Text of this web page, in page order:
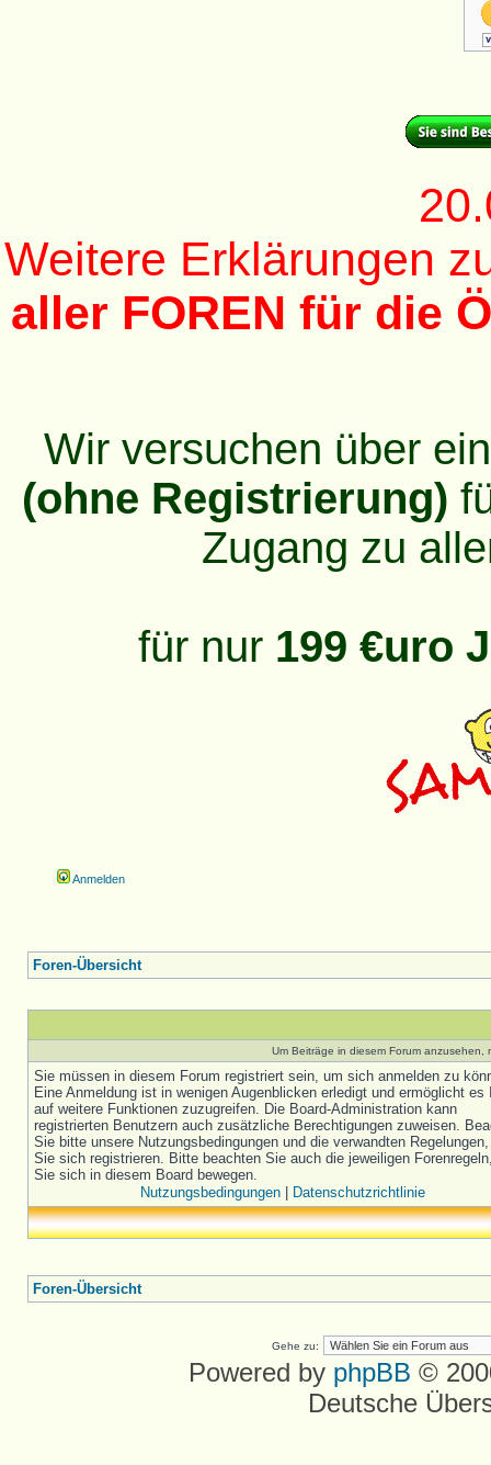
Weitere Erklärungen
aller FOREN für die
Wir versuchen über
(ohne Registrierung)
Zugang zu
für nur 199 €uro
Anmelden
Foren-Übersicht
Um Beiträge in diesem Forum
Sie müssen in diesem Forum registriert sein, um sich anmelden zu
Eine Anmeldung ist in wenigen Augenblicken erledigt und ermöglicht es
auf weitere Funktionen zuzugreifen. Die Board-Administration kann
registrierten Benutzern auch zusätzliche Berechtigungen zuweisen.
Sie bitte unsere Nutzungsbedingungen und die verwandten
Sie sich registrieren. Bitte beachten Sie auch die jeweiligen
Sie sich in diesem Board bewegen.
Nutzungsbedingungen| Datenschutzrichtlinie
Foren-Übersicht
Gehe zu:
Powered by phpBB ©
Deutsche